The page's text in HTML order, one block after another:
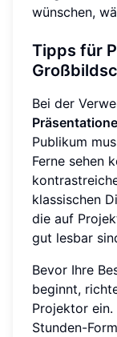
wünschen,
Tipps für
Bei der
Publikum
Ferne sehen
klassischen
die auf
gut lesbar
Bevor Ihre
beginnt,
Projektor ein.
Stunden-